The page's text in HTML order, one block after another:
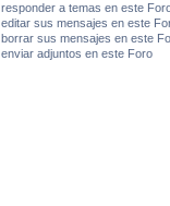
responder a temas en este
editar sus mensajes en este
borrar sus mensajes en este
enviar adjuntos en este Foro